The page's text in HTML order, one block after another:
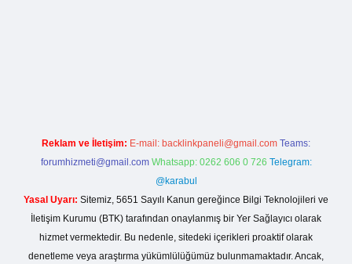
Reklam ve İletişim: E-mail: backlinkpaneli@gmail.com Teams:
forumhizmeti@gmail.com Whatsapp: 0262 606 0 726 Telegram:
@karabul
Yasal Uyarı: Sitemiz, 5651 Sayılı Kanun gereğince Bilgi Teknolojileri ve
İletişim Kurumu (BTK) tarafından onaylanmış bir Yer Sağlayıcı olarak
hizmet vermektedir. Bu nedenle, sitedeki içerikleri proaktif olarak
denetleme veya araştırma yükümlülüğümüz bulunmamaktadır. Ancak,